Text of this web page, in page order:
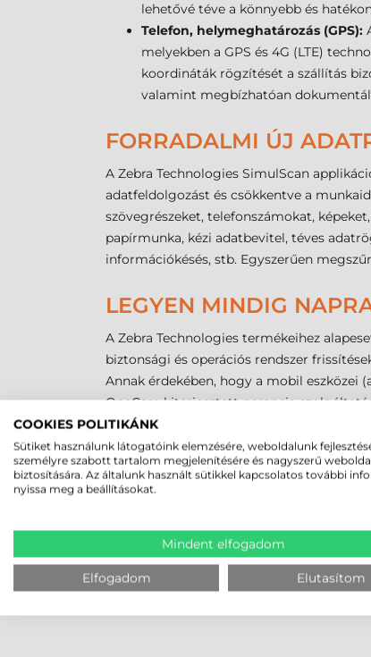
lehetővé téve a könnyebb és
Telefon, helymeghatározás (GPS):
melyekben a GPS és 4G (LTE)
koordináták rögzítését a szállítás
valamint megbízhatóan
FORRADALMI ÚJ
A Zebra Technologies SimulScan
adatfeldolgozást és csökkentve a
szövegrészeket, telefonszámokat,
papírmunka, kézi adatbevitel, téves
információkésés, stb. Egyszerűen
LEGYEN MINDIG
A Zebra Technologies termékeihez
biztonsági és operációs rendszer
Annak érdekében, hogy a mobil eszközei
OneCare kiterjesztett garancia
Adatgyűjtő vagy ipari tablet vásárlása
ügyviteli szoftver nem található. Az
gyorsításához és hatékonyabbá
ZEBRA LIFEGUARD
A naprakész frissítések és biztonsági
Android rendszerű mobil eszközeihez
számára. A Zebra LifeGuard ™ csak Zebra
COOKIES POLITIKÁNK
Sütiket használunk látogatóink elemzésére, weboldalunk
személyre szabott tartalom megjelenítésére és nagyszerű
biztosítására. Az általunk használt sütikkel kapcsolatos további
nyissa meg a beállításokat.
Mindent elfogadom
Elfogadom Elutasítom